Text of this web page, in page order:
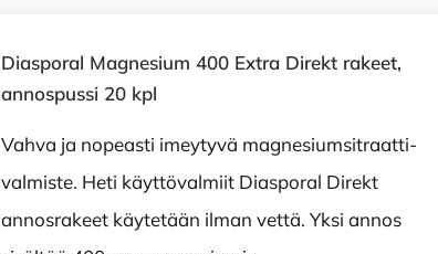
Diasporal Magnesium 400 Extra Direkt rakeet,
annospussi 20 kpl
Vahva ja nopeasti imeytyvä magnesiumsitraatti-
valmiste. Heti käyttövalmiit Diasporal Direkt
annosrakeet käytetään ilman vettä. Yksi annos